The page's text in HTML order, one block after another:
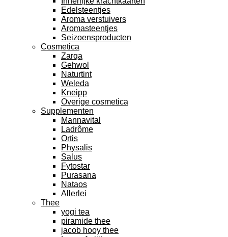
Edelsteentjes
Aroma verstuivers
Aromasteentjes
Seizoensproducten
Cosmetica
Zarqa
Gehwol
Naturtint
Weleda
Kneipp
Overige cosmetica
Supplementen
Mannavital
Ladrôme
Ortis
Physalis
Salus
Fytostar
Purasana
Nataos
Allerlei
Thee
yogi tea
piramide thee
jacob hooy thee